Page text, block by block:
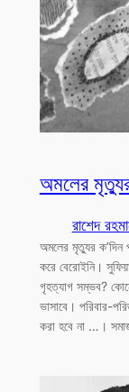
অমলের
রাশেদ
অমলের মৃত্যুর ক’দিন
করে বেরোইনি।
গৃহত্যাগ সম্ভব?
ভাসাবে। পরিবার-
করা হবে না …।